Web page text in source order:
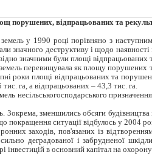
порушених, відпрацьованих та
у 1990 році порівняно з
значного деструктиву і щодо
значними були площі відпрацьованих
перевищувала як площу порушених
роки площі відпрацьованих та
га, а відпрацьованих – 43,3 тис. га.
несільськогосподарського
зменшились обсяги
ситуації відбулось у 2004
заходів, пов'язаних із
деградованої і забрудненої
інвестицій в основний капітал на